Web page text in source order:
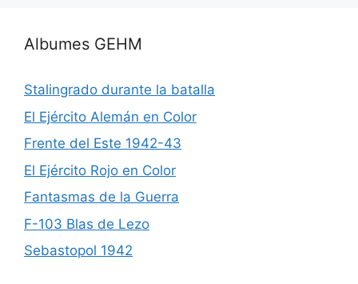
Albumes GEHM
Stalingrado durante la batalla
El Ejército Alemán en Color
Frente del Este 1942-43
El Ejército Rojo en Color
Fantasmas de la Guerra
F-103 Blas de Lezo
Sebastopol 1942